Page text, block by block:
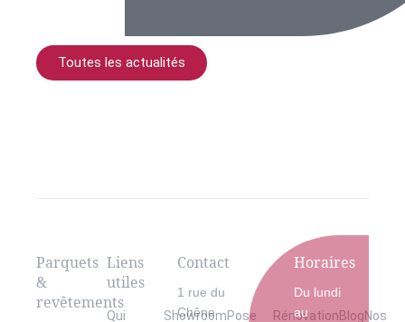
Toutes les actualités
Parquets
&
revêtements
Liens
utiles
Qui
ShowroomPose
RénovationBlogNos
Contact
1 rue du
Chêne
Horaires
Du lundi
au